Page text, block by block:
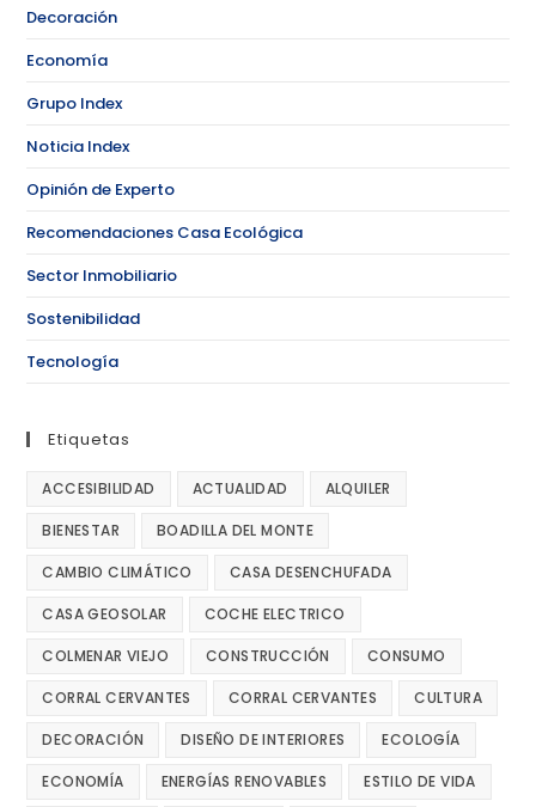
Decoración
Economía
Grupo Index
Noticia Index
Opinión de Experto
Recomendaciones Casa Ecológica
Sector Inmobiliario
Sostenibilidad
Tecnología
Etiquetas
ACCESIBILIDAD ACTUALIDAD ALQUILER
BIENESTAR BOADILLA DEL MONTE
CAMBIO CLIMÁTICO CASA DESENCHUFADA
CASA GEOSOLAR COCHE ELECTRICO
COLMENAR VIEJO CONSTRUCCIÓN CONSUMO
CORRAL CERVANTES CORRAL CERVANTES CULTURA
DECORACIÓN DISEÑO DE INTERIORES ECOLOGÍA
ECONOMÍA ENERGÍAS RENOVABLES ESTILO DE VIDA